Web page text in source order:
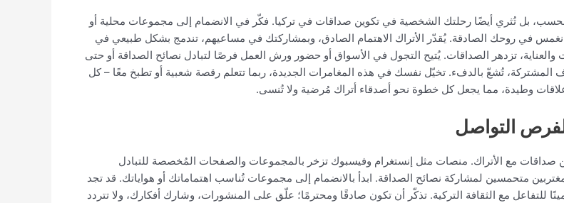
بل تُثري أيضًا رحلتك الشخصية في تكوين صداقات في تركيا. فكّر في الانضمام إلى مجموعات محلية أو
في روحك الصادقة. يُقدّر الأتراك الاهتمام الصادق، وبمشاركتك في مساعيهم، تندمج بشكل طبيعي في
والعناية، تزدهر الصداقات. يُتيح التجول في الأسواق أو حضور ورش العمل فرصًا لتبادل نصائح الصداقة أو حتى
تُشعّ بالدفء. تخيّل نفسك في هذه المغامرات الجديدة، ربما تتعلم رقصة شعبية أو تطبخ معًا – كل
علاقات وطيدة، مما يجعل كل خطوة نحو أصدقاء أتراك مُرضية ولا تُنسى.
التواصل
صداقات مع الأتراك. منصات مثل إنستغرام وفيسبوك تزخر بالمجموعات والصفحات المُخصصة للتبادل
متحمسين لمشاركة نصائح الصداقة. ابدأ بالانضمام إلى مجموعات تُناسب اهتماماتك أو هواياتك. قد تجد
للتفاعل مع الثقافة التركية. تذكّر أن تكون صادقًا ومحترمًا؛ علّق على المنشورات، وشارك أفكارك، ولا تتردد